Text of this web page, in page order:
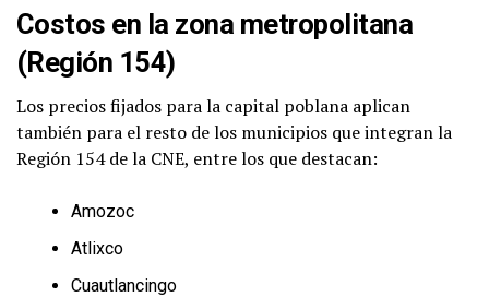
Costos en la zona metropolitana
(Región 154)
Los precios fijados para la capital poblana aplican
también para el resto de los municipios que integran la
Región 154 de la CNE, entre los que destacan:
Amozoc
Atlixco
Cuautlancingo